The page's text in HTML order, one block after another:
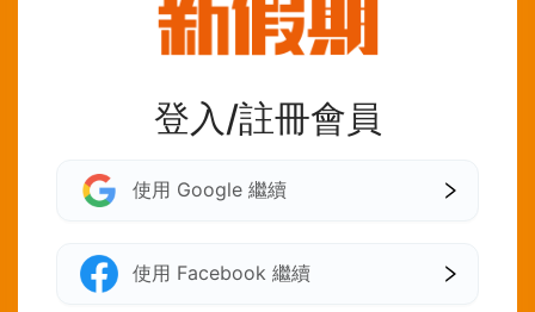
登入/註冊會員
使用 Google 繼續
使用 Facebook 繼續